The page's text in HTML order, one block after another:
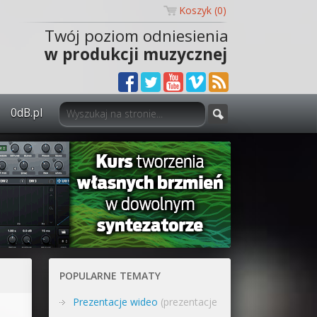
Koszyk (0)
Twój poziom odniesienia
w produkcji muzycznej
0dB.pl
0dB.pl - informacje
Newsletter
Materiały dla mediów
Archiwum aktualności
POPULARNE TEMATY
Prezentacje wideo (prezentacje